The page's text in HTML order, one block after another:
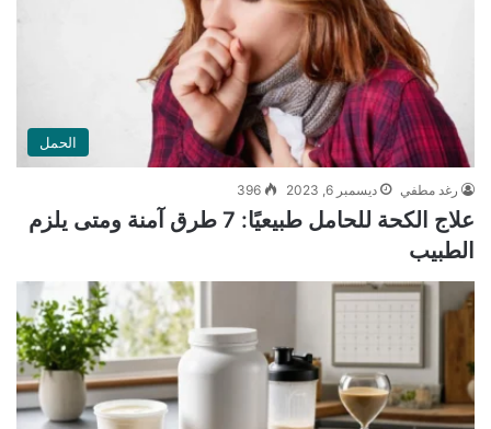
الحمل
رغد مطفي ديسمبر 6, 2023 396
علاج الكحة للحامل طبيعيًا: 7 طرق آمنة ومتى يلزم
الطبيب